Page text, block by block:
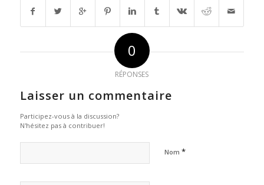
0
RÉPONSES
Laisser un commentaire
Participez-vous à la discussion?
N'hésitez pas à contribuer!
Nom *